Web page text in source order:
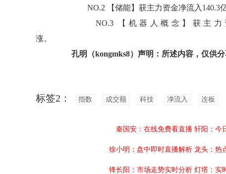
NO.2 【储能】获主力资金净流入140.3亿
NO.3 【机器人概念】获主力资
涨
孔明（kongmks8）声明：所述内容，仅供
标签2： 指数 成交额 科技 净流入 连板
秦国安：在线免费看直播 轩阳：今
徐小明：盘中即时直播解析 龙头：热
锋长阳：市场走势实时分析 灯塔：实